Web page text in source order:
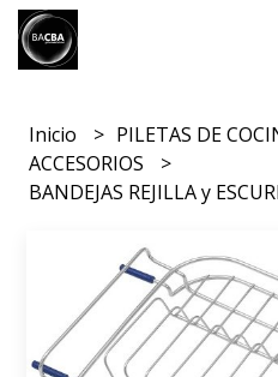
Inicio
PILETAS DE
ACCESORIOS
BANDEJAS REJILLA y